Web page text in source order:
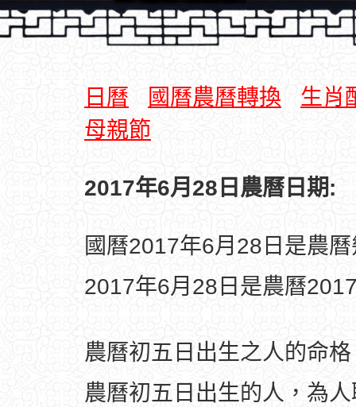
日曆 國曆農曆轉換
生肖
母親節
2017年6月28日農曆日期:
國曆2017年6月28日是農
2017年6月28日是農曆
農曆初五日出生之人的命
農曆初五日出生的人，為